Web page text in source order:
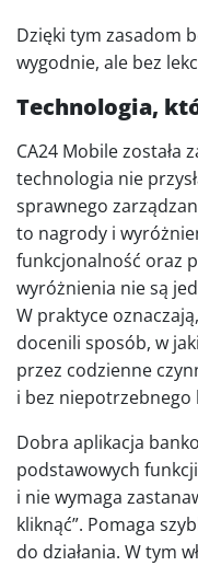
Dzięki tym zasadom
wygodnie, ale bez
Technologia,
CA24 Mobile została
technologia nie
sprawnego
to nagrody i
funkcjonalność oraz
wyróżnienia nie są
W praktyce
docenili sposób, w
przez codzienne
i bez
Dobra aplikacja
podstawowych
i nie wymaga
kliknąć”. Pomaga
do działania. W tym